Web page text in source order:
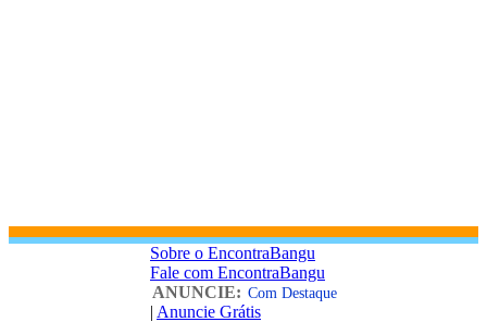
Sobre o EncontraBangu
Fale com EncontraBangu
ANUNCIE: Com Destaque
| Anuncie Grátis